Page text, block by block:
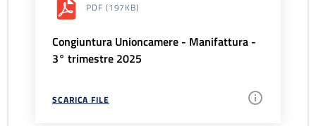
PDF (197KB)
Congiuntura Unioncamere - Manifattura -
3° trimestre 2025
SCARICA FILE